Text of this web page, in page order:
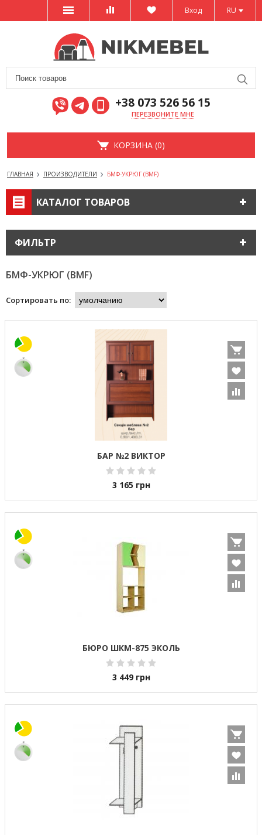
RU
Вход
+38 073 526 56 15
ПЕРЕЗВОНИТЕ МНЕ
КОРЗИНА (0)
ГЛАВНАЯ ПРОИЗВОДИТЕЛИ БМФ-УКРЮГ (BMF)
КАТАЛОГ ТОВАРОВ
ФИЛЬТР
БМФ-УКРЮГ (BMF)
Сортировать по:
БАР №2 ВИКТОР
3 165 грн
БЮРО ШКМ-875 ЭКОЛЬ
3 449 грн